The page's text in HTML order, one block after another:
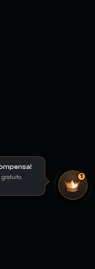
gratuito.
1